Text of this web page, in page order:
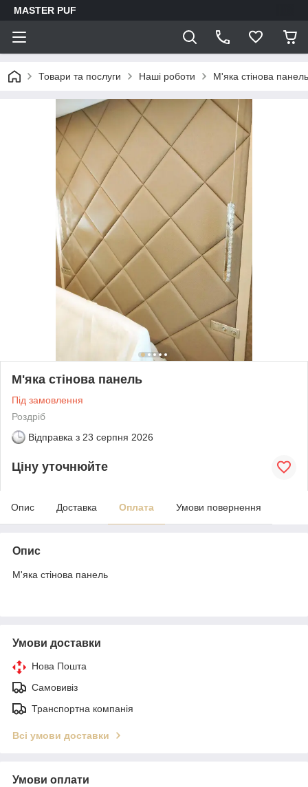
MASTER PUF
Товари та послуги Наші роботи М'яка стінова панель
М'яка стінова панель
Під замовлення
Роздріб
Відправка з 23 серпня 2026
Ціну уточнюйте
Опис Доставка Оплата Умови повернення
Опис
М'яка стінова панель
Умови доставки
Нова Пошта
Самовивіз
Транспортна компанія
Всі умови доставки
Умови оплати